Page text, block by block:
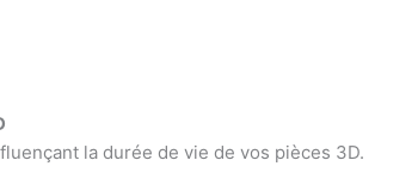
la durée de vie de vos pièces 3D.